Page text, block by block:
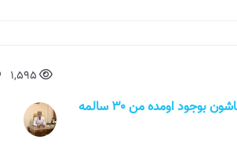
سلام من همسرم ضایعه هایی مقل زگیل روی بیضه هاشون بوجود اومده من ۳۰ سالمه
1,595